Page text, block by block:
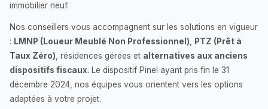
immobilier neuf.
Nos conseillers vous accompagnent sur les solutions en vigueur
: LMNP (Loueur Meublé Non Professionnel)
PTZ (Prêt à
Taux Zéro) , résidences gérées et alternatives aux anciens
dispositifs fiscaux. Le dispositif Pinel ayant pris fin le 31
décembre 2024, nos équipes vous orientent vers les options
adaptées à votre projet.